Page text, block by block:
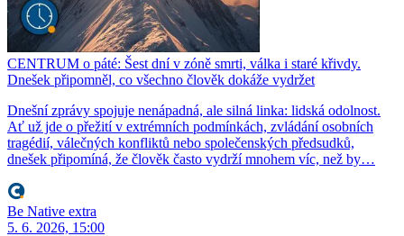
CENTRUM o páté: Šest dní v zóně smrti, válka i staré křivdy.
Dnešek připomněl, co všechno člověk dokáže vydržet
Dnešní zprávy spojuje nenápadná, ale silná linka: lidská odolnost.
Ať už jde o přežití v extrémních podmínkách, zvládání osobních
tragédií, válečných konfliktů nebo společenských předsudků,
dnešek připomíná, že člověk často vydrží mnohem víc, než by…
Be Native extra
5. 6. 2026, 15:00